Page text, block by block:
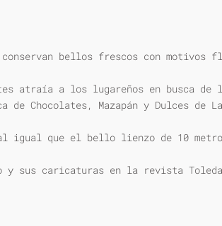
conservan bellos frescos con
atraía a los lugareños en busca de
de Chocolates, Mazapán y Dulces
igual que el bello lienzo de 10
sus caricaturas en la revista